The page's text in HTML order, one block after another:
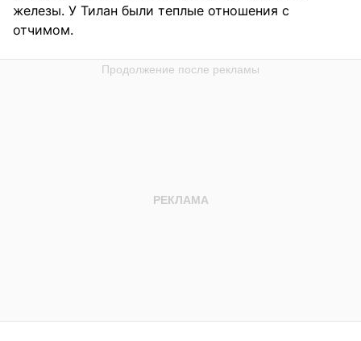
железы. У Тилан были теплые отношения с
отчимом.